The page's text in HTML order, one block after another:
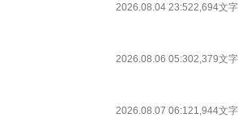
2026.08.04 23:522,694文字
2026.08.06 05:302,379文字
2026.08.07 06:121,944文字